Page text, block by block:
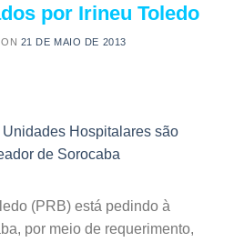
por Irineu Toledo
21 DE MAIO DE 2013
(PRB) está pedindo à
por meio de requerimento,